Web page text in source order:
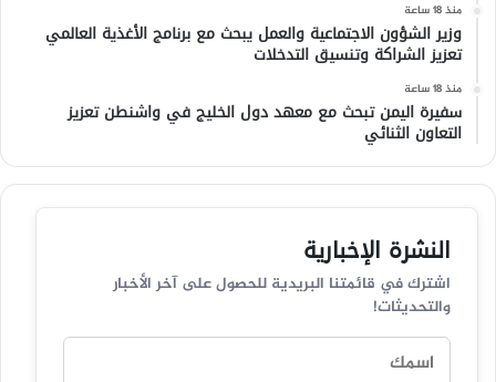
منذ 18 ساعة
وزير الشؤون الاجتماعية والعمل يبحث مع برنامج الأغذية العالمي
تعزيز الشراكة وتنسيق التدخلات
منذ 18 ساعة
سفيرة اليمن تبحث مع معهد دول الخليج في واشنطن تعزيز
التعاون الثنائي
النشرة الإخبارية
اشترك في قائمتنا البريدية للحصول على آخر الأخبار
والتحديثات!